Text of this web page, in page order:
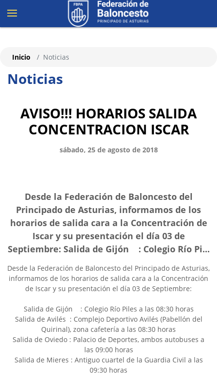
Noticias
Inicio Noticias
AVISO!!! HORARIOS SALIDA
CONCENTRACION ISCAR
sábado, 25 de agosto de 2018
Desde la Federación de Baloncesto del
Principado de Asturias, informamos de los
horarios de salida cara a la Concentración de
Iscar y su presentación el día 03 de
Septiembre: Salida de Gijón : Colegio Río Pi...
Desde la Federación de Baloncesto del Principado de Asturias,
informamos de los horarios de salida cara a la Concentración
de Iscar y su presentación el día 03 de Septiembre:
Salida de Gijón : Colegio Río Piles a las 08:30 horas
Salida de Avilés : Complejo Deportivo Avilés (Pabellón del
Quirinal), zona cafetería a las 08:30 horas
Salida de Oviedo : Palacio de Deportes, ambos autobuses a
las 09:00 horas
Salida de Mieres : Antiguo cuartel de la Guardia Civil a las
09:30 horas